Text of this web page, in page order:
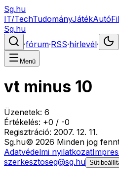
Sg.hu
IT/TechTudományJátékAutó
Sg.hu
·fórum·RSS·hírlevél·
Menü
vt minus 10
Üzenetek: 6
Értékelés: +0 / -0
Regisztráció: 2007. 12. 11.
Sg.hu© 2026 Minden jog
Adatvédelmi nyilatkozat
szerkesztoseg@sg.hu